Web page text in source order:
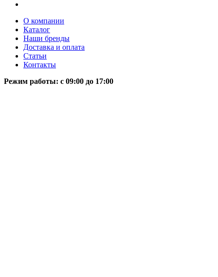
О компании
Каталог
Наши бренды
Доставка и оплата
Статьи
Контакты
Режим работы: c 09:00 до 17:00